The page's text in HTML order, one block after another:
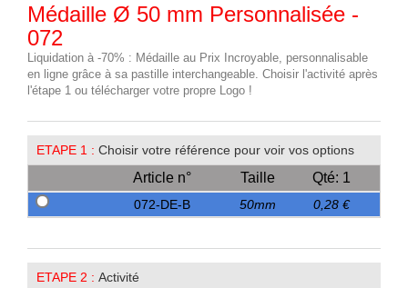
Médaille Ø 50 mm Personnalisée -
072
Liquidation à -70% : Médaille au Prix Incroyable, personnalisable
en ligne grâce à sa pastille interchangeable. Choisir l'activité après
l'étape 1 ou télécharger votre propre Logo !
ETAPE 1 : Choisir votre référence pour voir vos options
Article n° Taille Qté: 1
072-DE-B 50mm 0,28 €
ETAPE 2 : Activité